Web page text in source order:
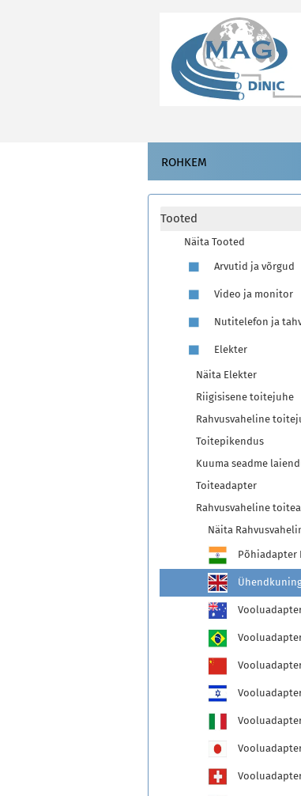
ROHKEM
Tooted
Näita Tooted
Arvutid ja võrgud
Video ja monitor
Nutitelefon ja
Elekter
Näita Elekter
Riigisisene toitejuhe
Rahvusvaheline
Toitepikendus
Kuuma seadme
Toiteadapter
Rahvusvaheline
Näita
Põhiadapter